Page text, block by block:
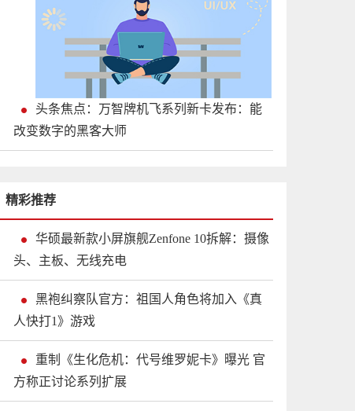
头条焦点：万智牌机飞系列新卡发布：能
改变数字的黑客大师
精彩推荐
华硕最新款小屏旗舰Zenfone 10拆解：摄像
头、主板、无线充电
黑袍纠察队官方：祖国人角色将加入《真
人快打1》游戏
重制《生化危机：代号维罗妮卡》曝光 官
方称正讨论系列扩展